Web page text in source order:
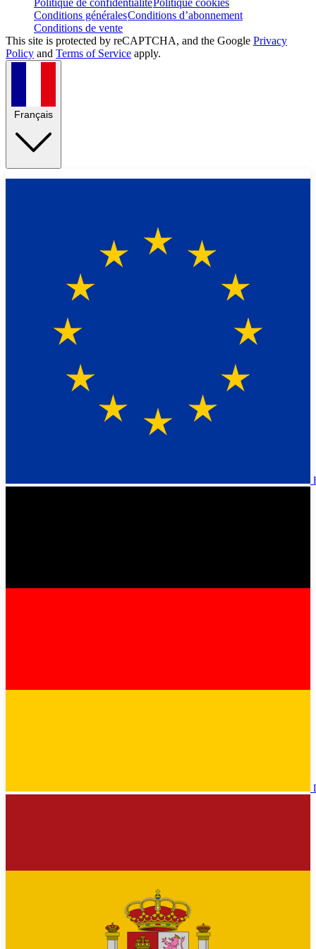
Politique de confidentialité Politique cookies
Conditions généralesConditions d’abonnement
Conditions de vente
This site is protected by reCAPTCHA, and the Google Privacy
Policy and Terms of Service apply.
Français